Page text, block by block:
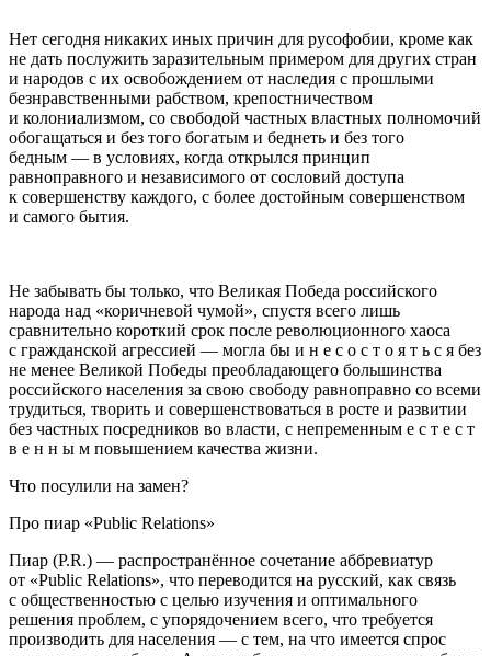
Нет сегодня никаких иных причин для русофобии, кроме как
не дать послужить заразительным примером для других стран
и народов с их освобождением от наследия с прошлыми
безнравственными рабством, крепостничеством
и колониализмом, со свободой частных властных полномочий
обогащаться и без того богатым и беднеть и без того
бедным — в условиях, когда открылся принцип
равноправного и независимого от сословий доступа
к совершенству каждого, с более достойным совершенством
и самого бытия.
Не забывать бы только, что Великая Победа российского
народа над «коричневой чумой», спустя всего лишь
сравнительно короткий срок после революционного хаоса
с гражданской агрессией — могла бы и н е с о с т о я т ь с я без
не менее Великой Победы преобладающего большинства
российского населения за свою свободу равноправно со всеми
трудиться, творить и совершенствоваться в росте и развитии
без частных посредников во власти, с непременным е с т е с т
в е н н ы м повышением качества жизни.
Что посулили на замен?
Про пиар «Рublic Rеlations»
Пиар (P.R.) — распространённое сочетание аббревиатур
от «Рublic Rеlations», что переводится на русский, как связь
с общественностью с целью изучения и оптимального
решения проблем, с упорядочением всего, что требуется
производить для населения — с тем, на что имеется спрос